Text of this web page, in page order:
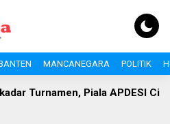
MANCANEGARA POLITIK
Turnamen, Piala APDESI